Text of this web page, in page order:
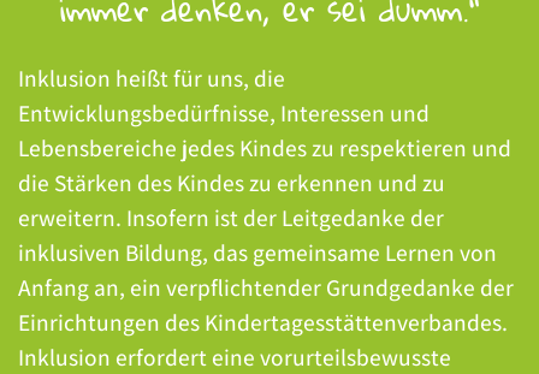
Inklusion heißt für uns, die
Entwicklungsbedürfnisse, Interessen und
Lebensbereiche jedes Kindes zu respektieren und
die Stärken des Kindes zu erkennen und zu
erweitern. Insofern ist der Leitgedanke der
inklusiven Bildung, das gemeinsame Lernen von
Anfang an, ein verpflichtender Grundgedanke der
Einrichtungen des Kindertagesstättenverbandes.
Inklusion erfordert eine vorurteilsbewusste